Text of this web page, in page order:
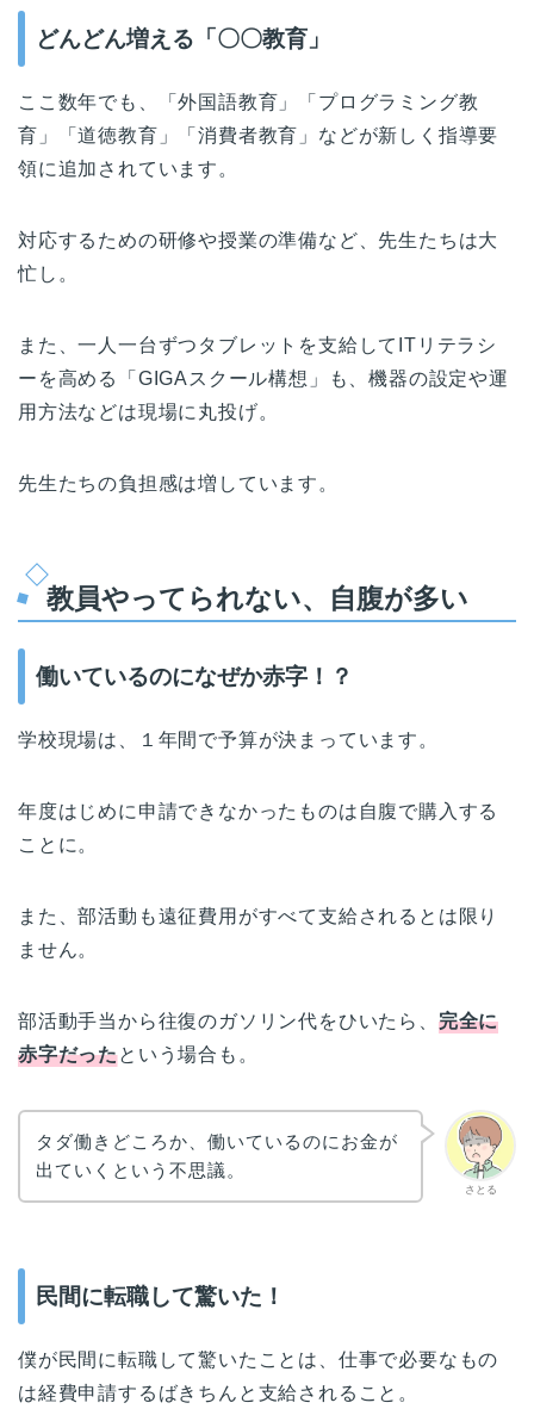
どんどん増える「〇〇教育」
ここ数年でも、「外国語教育」「プログラミング教
育」「道徳教育」「消費者教育」などが新しく指導要
領に追加されています。
対応するための研修や授業の準備など、先生たちは大
忙し。
また、一人一台ずつタブレットを支給してITリテラシ
ーを高める「GIGAスクール構想」も、機器の設定や運
用方法などは現場に丸投げ。
先生たちの負担感は増しています。
教員やってられない、自腹が多い
働いているのになぜか赤字！？
学校現場は、１年間で予算が決まっています。
年度はじめに申請できなかったものは自腹で購入する
ことに。
また、部活動も遠征費用がすべて支給されるとは限り
ません。
部活動手当から往復のガソリン代をひいたら、 完全に
赤字だったという場合も。
さとる
タダ働きどころか、働いているのにお金が
出ていくという不思議。
民間に転職して驚いた！
僕が民間に転職して驚いたことは、仕事で必要なもの
は経費申請するばきちんと支給されること。